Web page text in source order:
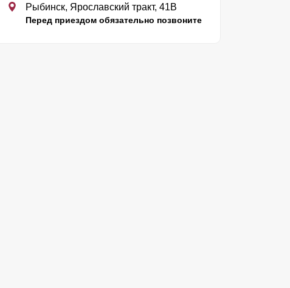
Рыбинск, Ярославский тракт, 41В
Перед приездом обязательно позвоните